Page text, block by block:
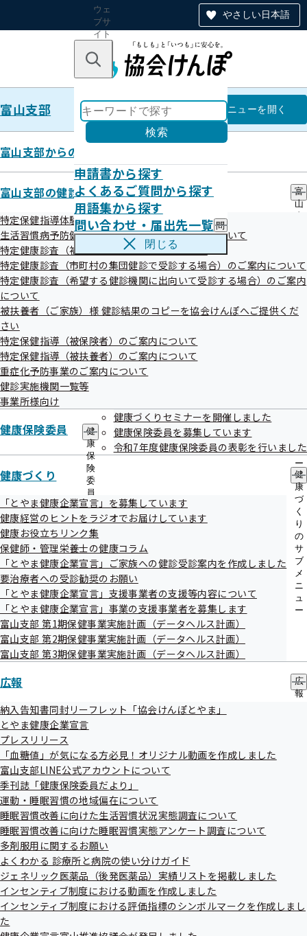
やさしい日本語
ウェ
ブサ
イト
のナ
ン
キーワードで探す
検索
申請書から探す
よくあるご質問から探す
用語集から探す
問い合わせ・届出先一覧 問
い
わ
せ
・
出
ニ
ュ
ー
閉じる
富山支部 富山支部
メニューを開く
富山支部からのお知らせ
富山支部の健診・保健指導のご案内
富
山
診
・
指
ュ
ー
特定保健指導体験レポート
生活習慣病予防健診等（被保険者の方の健診）について
特定健康診査（被扶養者の方の健診）について
特定健康診査（市町村の集団健診で受診する場合）のご案内について
特定健康診査（希望する健診機関に出向いて受診する場合）のご案内
について
被扶養者（ご家族）様 健診結果のコピーを協会けんぽへご提供くだ
さい
特定保健指導（被保険者）のご案内について
特定保健指導（被扶養者）のご案内について
重症化予防事業のご案内について
健診実施機関一覧等
事業所様向け
健康保険委員
健
康
保
険
委
員
の
サ
ブ
メ
ニ
ュ
ー
健康づくりセミナーを開催しました
健康保険委員を募集しています
令和7年度健康保険委員の表彰を行いました
健康づくり
健
康
づ
く
り
の
サ
ブ
メ
ニ
ュ
ー
「とやま健康企業宣言」を募集しています
健康経営のヒントをラジオでお届けしています
健康お役立ちリンク集
保健師・管理栄養士の健康コラム
「とやま健康企業宣言」ご家族への健診受診案内を作成しました
要治療者への受診勧奨のお願い
「とやま健康企業宣言」支援事業者の支援等内容について
「とやま健康企業宣言」事業の支援事業者を募集します
富山支部 第1期保健事業実施計画（データヘルス計画）
富山支部 第2期保健事業実施計画（データヘルス計画）
富山支部 第3期保健事業実施計画（データヘルス計画）
広報
広
報
納入告知書同封リーフレット「協会けんぽとやま」
とやま健康企業宣言
プレスリリース
「血糖値」が気になる方必見！オリジナル動画を作成しました
富山支部LINE公式アカウントについて
季刊誌「健康保険委員だより」
運動・睡眠習慣の地域偏在について
睡眠習慣改善に向けた生活習慣状況実態調査について
睡眠習慣改善に向けた睡眠習慣実態アンケート調査について
多剤服用に関するお願い
よくわかる 診療所と病院の使い分けガイド
ジェネリック医薬品（後発医薬品）実績リストを掲載しました
インセンティブ制度における動画を作成しました
インセンティブ制度における評価指標のシンボルマークを作成しまし
た
令和07年05月
お知らせ
令和07年05月31日
事務処理誤りを掲載しました
令和07年05月16日
入居ビルの停電に伴うFAXの不通について
重要
令和07年05月14日
令和7年4月「とやま健康企業宣言」銀（Step1）の認定をし
ました
令和07年05月01日
協会けんぽ等を装った不審なメール・電話にご注意ください
過去のお知らせ一覧
令和08年07月
令和08年06月
令和08年05月
令和08年04月
令和08年03月
令和08年02月
令和08年01月
令和07年12月